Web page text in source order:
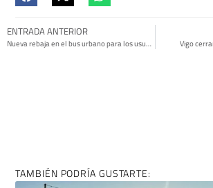
Nueva rebaja en el bus urbano para los usuarios de la PassVigo